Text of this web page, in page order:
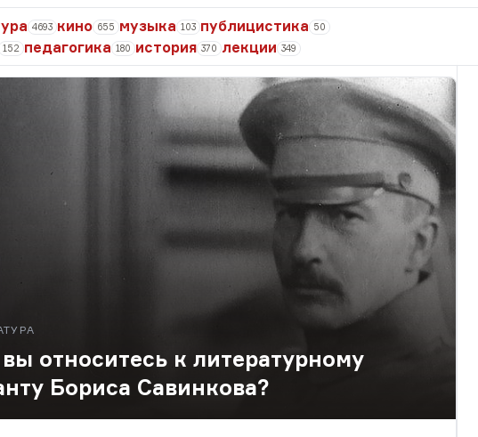
4693 кино 655 музыка 103 публицистика 50
152 педагогика 180 история 370 лекции 349
относитесь к литературному
Бориса Савинкова?